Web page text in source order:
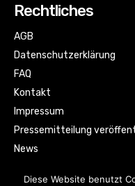
Rechtliches
AGB
Datenschutzerklärung
FAQ
Kontakt
Impressum
Pressemitteilung
News
Diese Website benutzt